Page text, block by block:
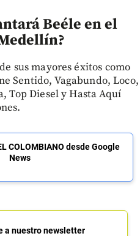
Beéle en el
sus mayores éxitos como
Sentido, Vagabundo, Loco,
Top Diesel y Hasta Aquí
COLOMBIANO desde Google
News
a nuestro newsletter